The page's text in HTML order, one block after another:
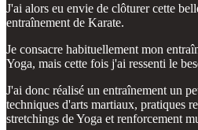
J'ai alors eu envie de clôturer cette
entraînement de Karate.
Je consacre habituellement mon
Yoga, mais cette fois j'ai ressenti le
J'ai donc réalisé un entraînement un
techniques d'arts martiaux, pratiques
stretchings de Yoga et renforcement